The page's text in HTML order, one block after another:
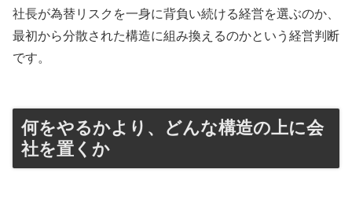
社長が為替リスクを一身に背負い続ける経営を選ぶのか、
最初から分散された構造に組み換えるのかという経営判断
です。
何をやるかより、どんな構造の上に会
社を置くか